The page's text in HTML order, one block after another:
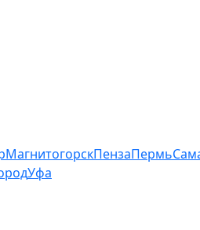
МагнитогорскПензаПермь
Уфа